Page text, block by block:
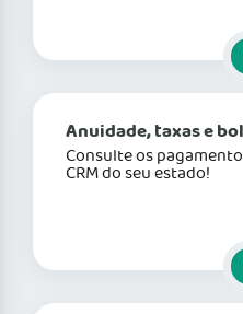
Anuidade, taxas e
Consulte os
CRM do seu estado!